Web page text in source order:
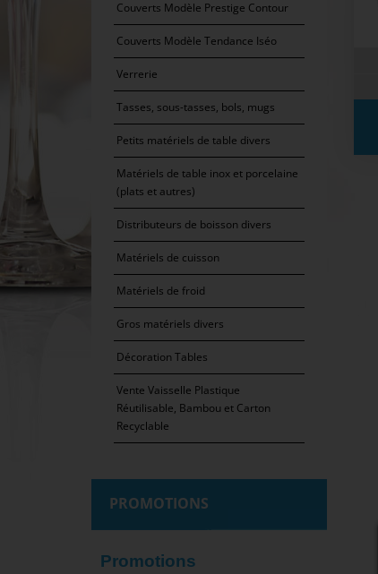
Couverts Modèle Prestige Contour
Couverts Modèle Tendance Iséo
Verrerie
Tasses, sous-tasses, bols, mugs
Petits matériels de table divers
Matériels de table inox et porcelaine
(plats et autres)
Distributeurs de boisson divers
Matériels de cuisson
Matériels de froid
Gros matériels divers
Décoration Tables
Vente Vaisselle Plastique
Réutilisable, Bambou et Carton
Recyclable
PROMOTIONS
Promotions